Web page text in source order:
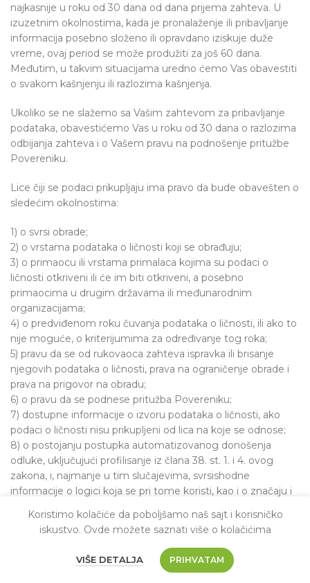
najkasnije u roku od 30 dana od dana prijema zahteva. U
izuzetnim okolnostima, kada je pronalaženje ili pribavljanje
informacija posebno složeno ili opravdano iziskuje duže
vreme, ovaj period se može produžiti za još 60 dana.
Međutim, u takvim situacijama uredno ćemo Vas obavestiti
o svakom kašnjenju ili razlozima kašnjenja.
Ukoliko se ne slažemo sa Vašim zahtevom za pribavljanje
podataka, obavestićemo Vas u roku od 30 dana o razlozima
odbijanja zahteva i o Vašem pravu na podnošenje pritužbe
Povereniku.
Lice čiji se podaci prikupljaju ima pravo da bude obavešten o
sledećim okolnostima:
1) o svrsi obrade;
2) o vrstama podataka o ličnosti koji se obrađuju;
3) o primaocu ili vrstama primalaca kojima su podaci o
ličnosti otkriveni ili će im biti otkriveni, a posebno
primaocima u drugim državama ili međunarodnim
organizacijama;
4) o predviđenom roku čuvanja podataka o ličnosti, ili ako to
nije moguće, o kriterijumima za određivanje tog roka;
5) pravu da se od rukovaoca zahteva ispravka ili brisanje
njegovih podataka o ličnosti, prava na ograničenje obrade i
prava na prigovor na obradu;
6) o pravu da se podnese pritužba Povereniku;
7) dostupne informacije o izvoru podataka o ličnosti, ako
podaci o ličnosti nisu prikupljeni od lica na koje se odnose;
8) o postojanju postupka automatizovanog donošenja
odluke, uključujući profilisanje iz člana 38. st. 1. i 4. ovog
zakona, i, najmanje u tim slučajevima, svrsishodne
informacije o logici koja se pri tome koristi, kao i o značaju i
odnose.
PRAVO NA ISPRAVKU
Koristimo kolačiće da poboljšamo naš sajt i korisničko
iskustvo. Ovde možete saznati više o kolačićima
VIŠE DETALJA PRIHVATAM